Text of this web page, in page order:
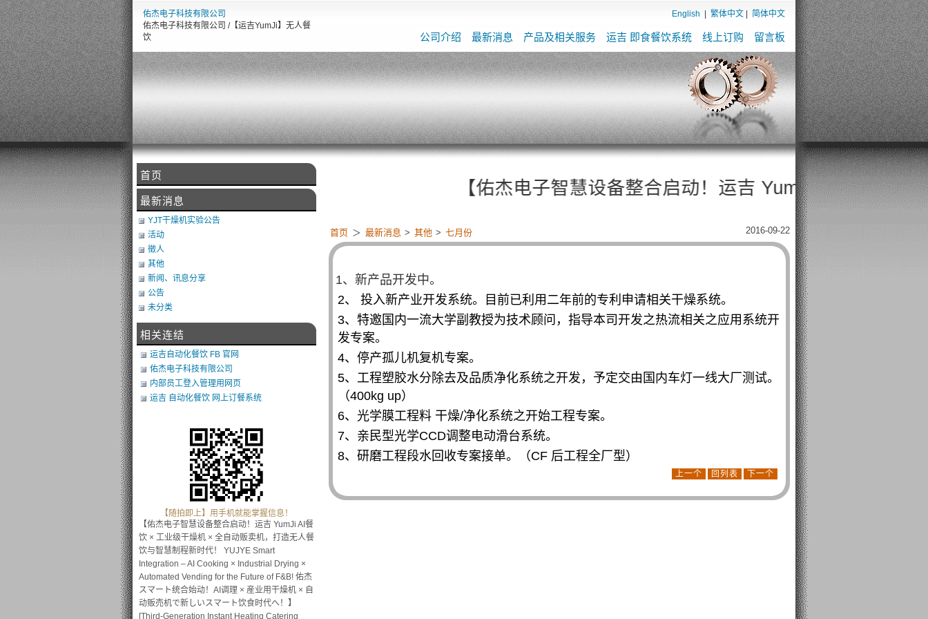
佑杰电子科技有限公司
佑杰电子科技有限公司 /【运吉YumJi】无人餐
饮
English 繁体中文 简体中文
公司介绍 最新消息 产品及相关服务 运吉 即食餐饮系统 线上订购 留言板
【佑杰电子智慧设备整合启动！运吉 YumJiAI餐饮 × 工
首页 ＞ 最新消息 > 其他 > 七月份 2016-09-22
1、新产品开发中。
2、 投入新产业开发系统。目前已利用二年前的专利申请相关干燥系统。
3、特邀国内一流大学副教授为技术顾问，指导本司开发之热流相关之应用系统开
发专案。
4、停产孤儿机复机专案。
5、工程塑胶水分除去及品质净化系统之开发，予定交由国内车灯一线大厂测试。
（400kg up）
6、光学膜工程料 干燥/净化系统之开始工程专案。
7、亲民型光学CCD调整电动滑台系统。
8、研磨工程段水回收专案接单。（CF 后工程全厂型）
上一个 回列表 下一个
首页
最新消息
YJT干燥机实验公告
活动
徵人
其他
新闻、讯息分享
公告
未分类
相关连结
运吉自动化餐饮 FB 官网
佑杰电子科技有限公司
内部员工登入管理用网页
运吉 自动化餐饮 网上订餐系统
【随拍即上】用手机就能掌握信息！
【佑杰电子智慧设备整合启动！运吉 YumJi AI餐
饮 × 工业级干燥机 × 全自动贩卖机，打造无人餐
饮与智慧制程新时代！ YUJYE Smart
Integration – AI Cooking × Industrial Drying ×
Automated Vending for the Future of F&B! 佑杰
スマート统合始动！AI调理 × 産业用干燥机 × 自
动贩売机で新しいスマート饮食时代へ！】
[Third-Generation Instant Heating Catering